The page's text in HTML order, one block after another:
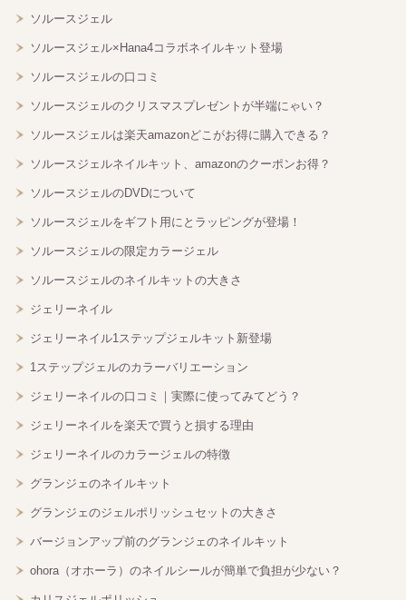
ソルースジェル
ソルースジェル×Hana4コラボネイルキット登場
ソルースジェルの口コミ
ソルースジェルのクリスマスプレゼントが半端にゃい？
ソルースジェルは楽天amazonどこがお得に購入できる？
ソルースジェルネイルキット、amazonのクーポンお得？
ソルースジェルのDVDについて
ソルースジェルをギフト用にとラッピングが登場！
ソルースジェルの限定カラージェル
ソルースジェルのネイルキットの大きさ
ジェリーネイル
ジェリーネイル1ステップジェルキット新登場
1ステップジェルのカラーバリエーション
ジェリーネイルの口コミ｜実際に使ってみてどう？
ジェリーネイルを楽天で買うと損する理由
ジェリーネイルのカラージェルの特徴
グランジェのネイルキット
グランジェのジェルポリッシュセットの大きさ
バージョンアップ前のグランジェのネイルキット
ohora（オホーラ）のネイルシールが簡単で負担が少ない？